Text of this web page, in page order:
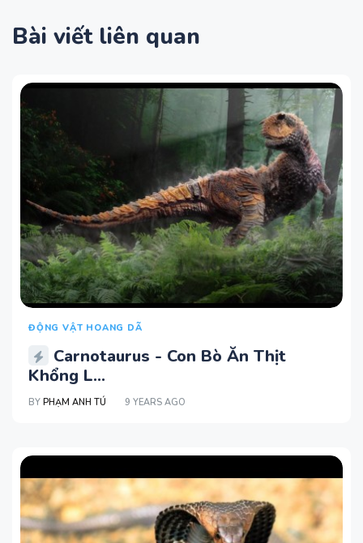
Bài viết liên quan
ĐỘNG VẬT HOANG DÃ
Carnotaurus - Con Bò Ăn Thịt
Khổng L...
BY PHẠM ANH TÚ 9 YEARS AGO